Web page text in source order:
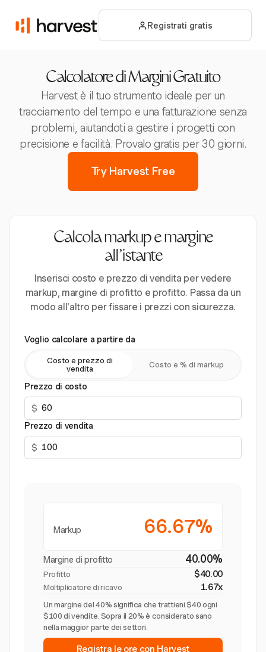
Registrati gratis
Calcolatore di Margini Gratuito
Harvest è il tuo strumento ideale per un
tracciamento del tempo e una fatturazione senza
problemi, aiutandoti a gestire i progetti con
precisione e facilità. Provalo gratis per 30 giorni.
Try Harvest Free
Calcola markup e margine
all'istante
Inserisci costo e prezzo di vendita per vedere
markup, margine di profitto e profitto. Passa da un
modo all'altro per fissare i prezzi con sicurezza.
Voglio calcolare a partire da
Costo e prezzo di
vendita
Costo e % di markup
Prezzo di costo
$
Prezzo di vendita
$
Markup 66.67%
Margine di profitto 40.00%
Profitto $40.00
Moltiplicatore di ricavo 1.67x
Un margine del 40% significa che trattieni $40 ogni
$100 di vendite. Sopra il 20% è considerato sano
nella maggior parte dei settori.
Registra le ore con Harvest